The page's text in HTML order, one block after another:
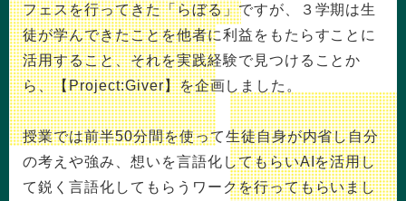
フェスを行ってきた「らぼる」ですが、３学期は生
徒が学んできたことを他者に利益をもたらすことに
活用すること、それを実践経験で見つけることか
ら、【Project:Giver】を企画しました。
授業では前半50分間を使って生徒自身が内省し自分
の考えや強み、想いを言語化してもらいAIを活用し
て鋭く言語化してもらうワークを行ってもらいまし